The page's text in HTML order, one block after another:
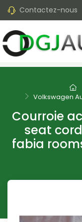
Contactez-nous
Volkswagen
Courroie
seat
fabia